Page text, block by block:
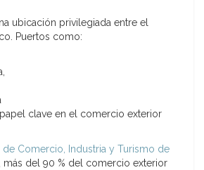
ubicación privilegiada entre el
Puertos como:
clave en el comercio exterior
de Comercio, Industria y Turismo de
, más del 90 % del comercio exterior